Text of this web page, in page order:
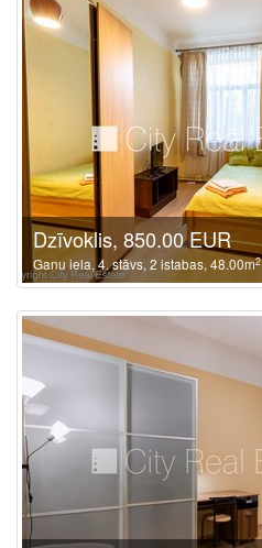
Dzīvoklis, 850.00 EUR
Ganu iela, 4. stāvs, 2 istabas, 48.00m2